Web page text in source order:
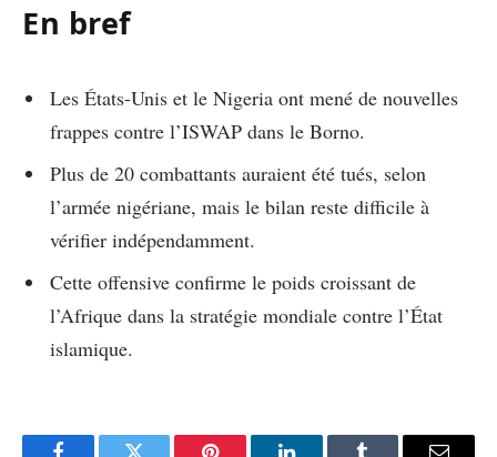
En bref
Les États-Unis et le Nigeria ont mené de nouvelles
frappes contre l’ISWAP dans le Borno.
Plus de 20 combattants auraient été tués, selon
l’armée nigériane, mais le bilan reste difficile à
vérifier indépendamment.
Cette offensive confirme le poids croissant de
l’Afrique dans la stratégie mondiale contre l’État
islamique.